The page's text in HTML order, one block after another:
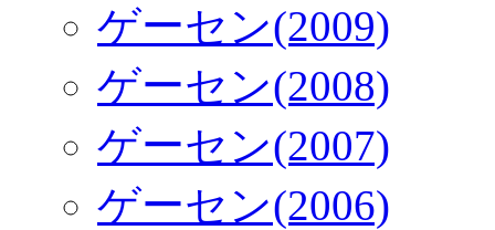
ゲーセン(2009)
ゲーセン(2008)
ゲーセン(2007)
ゲーセン(2006)